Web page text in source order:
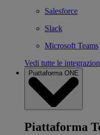
Salesforce
Slack
Microsoft Teams
Vedi tutte le
Piattaforma ONE
Piattaforma